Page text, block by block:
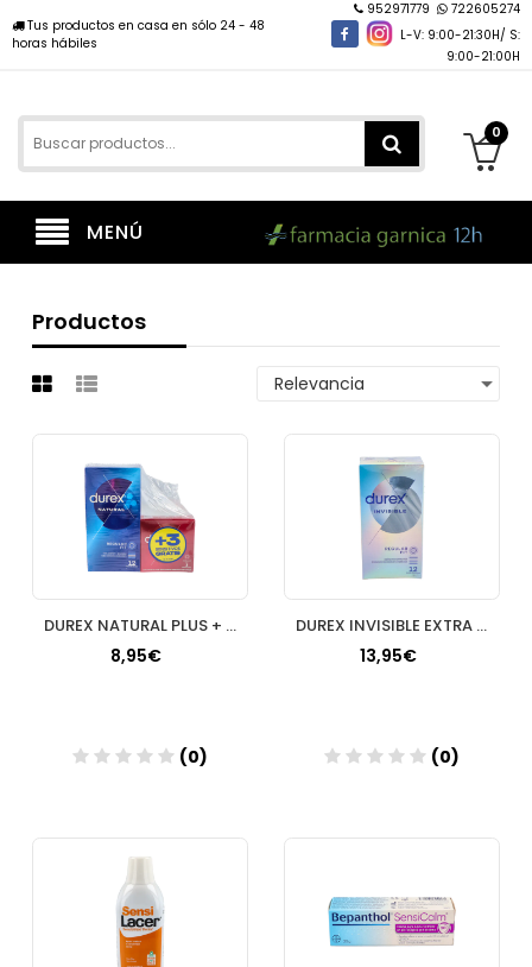
Tus productos en casa en sólo 24 - 48
horas hábiles
952971779
722605274
L-V: 9:00-21:30H/ S:
9:00-21:00H
0
MENÚ
Productos
DUREX NATURAL PLUS + DUREX SENSITIVO CONFORT PRE
8,95€
(0)
DUREX INVISIBLE EXTRA FINO EXTRA SENSITIVO PRESE
13,95€
(0)